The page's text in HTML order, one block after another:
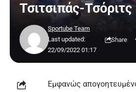
Τσιτσιπάς-
Last updated:
22/09/2022 01:17
Sportube Team
Share
Εμφανώς